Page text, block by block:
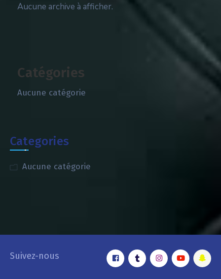
Aucune archive à afficher.
Catégories
Aucune catégorie
Categories
Aucune catégorie
Suivez-nous